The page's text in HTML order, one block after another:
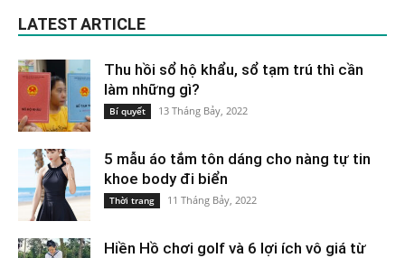
LATEST ARTICLE
Thu hồi sổ hộ khẩu, sổ tạm trú thì cần
làm những gì?
Bí quyết 13 Tháng Bảy, 2022
5 mẫu áo tắm tôn dáng cho nàng tự tin
khoe body đi biển
Thời trang 11 Tháng Bảy, 2022
Hiền Hồ chơi golf và 6 lợi ích vô giá từ